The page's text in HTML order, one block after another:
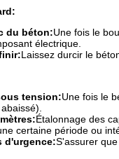
du béton:Une fois le
électrique.
Laissez durcir le
tension:Une fois le
Étalonnage des
certaine période ou
d'urgence:S'assurer